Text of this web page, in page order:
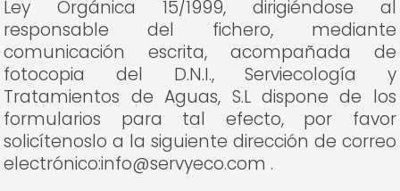
Ley Orgánica 15/1999, dirigiéndose al
responsable del fichero, mediante
comunicación escrita, acompañada de
fotocopia del D.N.I., Serviecología y
Tratamientos de Aguas, S.L dispone de los
formularios para tal efecto, por favor
solicítenoslo a la siguiente dirección de correo
electrónico:info@servyeco.com .